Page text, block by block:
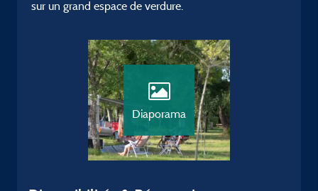
sur un grand espace de verdure.
Diaporama